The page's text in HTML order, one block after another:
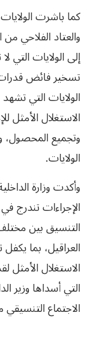
كما باشرت
والعتاد الفلاحي
إلى الولايات التي
تسخير فائض قدرات
الولايات التي
الاستغلال الأمثل
وتجميع المحصول،
الولايات.
وأكدت وزارة
الإجراءات تندرج في
التنسيق بين
العراقيل، بما
الاستغلال الأمثل
التي أسداها وزير
الاجتماع التنسيقي